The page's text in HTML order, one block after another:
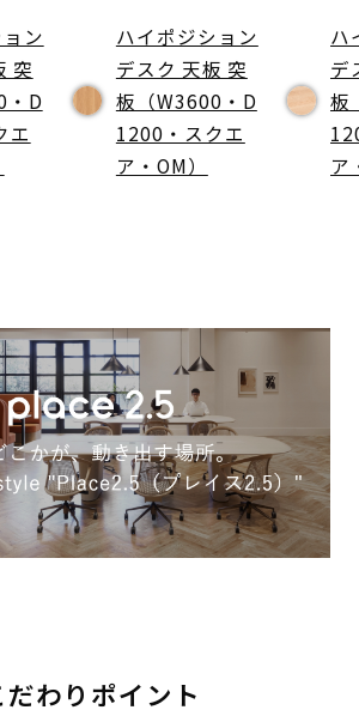
ン
突
・D
エ
ハイポジション
デスク 天板 突
板（W3600・D
1200・スクエ
ア・OM）
ハ
デ
板
ア
だわりポイント